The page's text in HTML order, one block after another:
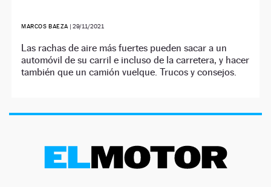
MARCOS BAEZA |29/11/2021
Las rachas de aire más fuertes pueden sacar a un
automóvil de su carril e incluso de la carretera, y hacer
también que un camión vuelque. Trucos y consejos.